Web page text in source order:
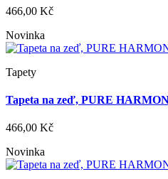
466,00 Kč
Novinka
Tapety
Tapeta na zeď, PURE
466,00 Kč
Novinka